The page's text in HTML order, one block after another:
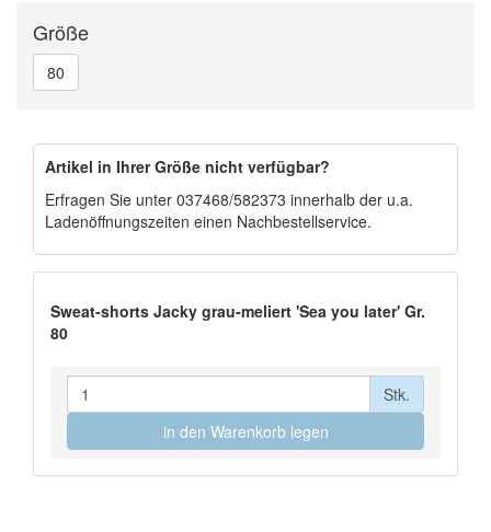
Größe
80
Artikel in Ihrer Größe nicht verfügbar?
Erfragen Sie unter 037468/582373 innerhalb der u.a.
Ladenöffnungszeiten einen Nachbestellservice.
Sweat-shorts Jacky grau-meliert 'Sea you later' Gr.
80
Stk.
in den Warenkorb legen